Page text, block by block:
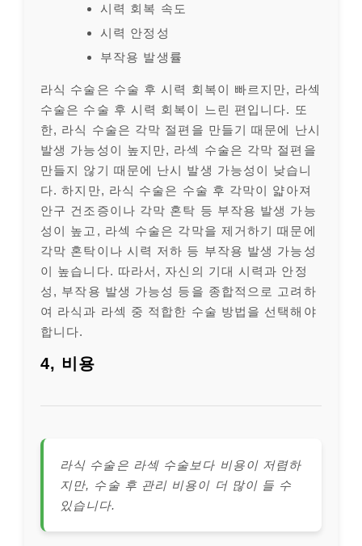
시력 회복 속도
시력 안정성
부작용 발생률
라식 수술은 수술 후 시력 회복이 빠르지만, 라섹
수술은 수술 후 시력 회복이 느린 편입니다. 또
한, 라식 수술은 각막 절편을 만들기 때문에 난시
발생 가능성이 높지만, 라섹 수술은 각막 절편을
만들지 않기 때문에 난시 발생 가능성이 낮습니
다. 하지만, 라식 수술은 수술 후 각막이 얇아져
안구 건조증이나 각막 혼탁 등 부작용 발생 가능
성이 높고, 라섹 수술은 각막을 제거하기 때문에
각막 혼탁이나 시력 저하 등 부작용 발생 가능성
이 높습니다. 따라서, 자신의 기대 시력과 안정
성, 부작용 발생 가능성 등을 종합적으로 고려하
여 라식과 라섹 중 적합한 수술 방법을 선택해야
합니다.
4, 비용
라식 수술은 라섹 수술보다 비용이 저렴하
지만, 수술 후 관리 비용이 더 많이 들 수
있습니다.